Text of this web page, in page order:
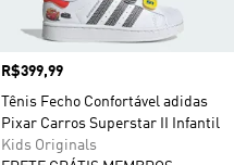
Preço
R$399,99
Tênis Fecho Confortável adidas
Pixar Carros Superstar II Infantil
Kids Originals